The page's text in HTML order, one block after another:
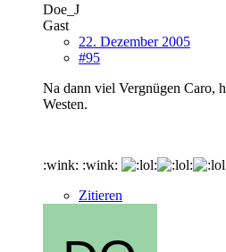
Doe_J
Gast
22. Dezember 2005
#95
Na dann viel Vergnügen Caro,
Westen.
:wink: :wink:
Zitieren